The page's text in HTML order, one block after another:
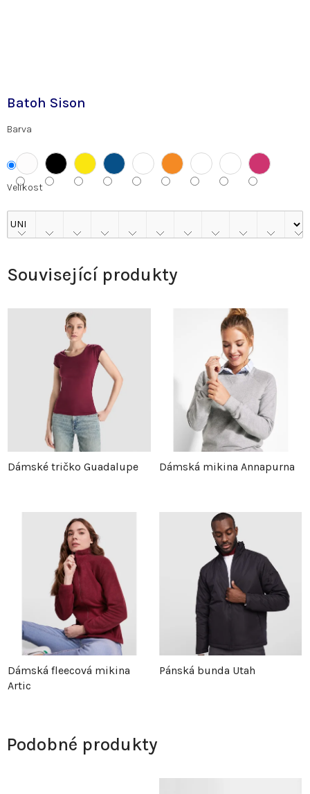
Batoh Sison
Barva
Velikost
Související produkty
Dámské tričko Guadalupe Dámská mikina Annapurna
Dámská fleecová mikina
Artic
Pánská bunda Utah
Podobné produkty